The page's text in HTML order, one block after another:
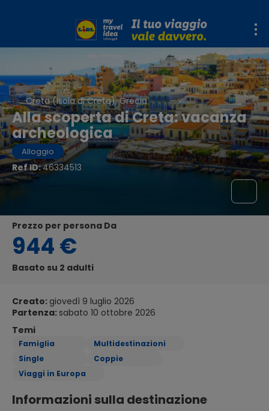
Creta (Isola di Creta), Grecia
Alla scoperta di Creta: vacanza
archeologica
Alloggio
Ref ID:46334513
Prezzo per persona Da
944 €
Basato su 2 adulti
Creato: giovedì 9 luglio 2026
Partenza: sabato 10 ottobre 2026
Temi
Famiglia
Multidestinazioni
Single
Coppie
Viaggi in Europa
Informazioni sulla destinazione